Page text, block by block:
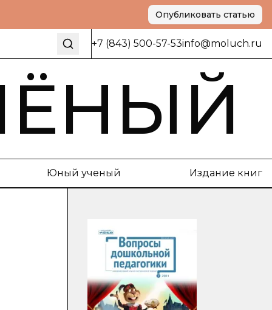
Опубликовать статью
+7 (843) 500-57-53info@moluch.ru
Юный ученый Издание книг